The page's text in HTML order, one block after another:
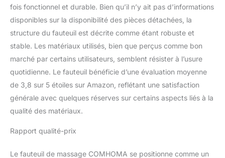
économisant ainsi de
l'espace. Il est fabriqué
en cuir PU durable et est
très facile à nettoyer
lorsque de l'eau se
renverse sur la chaise.
Facile à Assembler: ce
fauteuil inclinable élimine
le besoin de lire un
manuel compliqué
vidéo d'installation pour
fois fonctionnel et durable. Bien qu’il n’y ait pas d’informations
disponibles sur la disponibilité des pièces détachées, la
structure du fauteuil est décrite comme étant robuste et
stable. Les matériaux utilisés, bien que perçus comme bon
marché par certains utilisateurs, semblent résister à l’usure
quotidienne. Le fauteuil bénéficie d’une évaluation moyenne
de 3,8 sur 5 étoiles sur Amazon, reflétant une satisfaction
générale avec quelques réserves sur certains aspects liés à la
qualité des matériaux.
Rapport qualité-prix
Le fauteuil de massage COMHOMA se positionne comme un